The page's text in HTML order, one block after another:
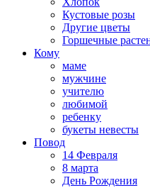
Кустовые розы
Другие цветы
Горшечные
Кому
маме
мужчине
учителю
любимой
ребенку
букеты невесты
Повод
14 Февраля
8 марта
День Рождения